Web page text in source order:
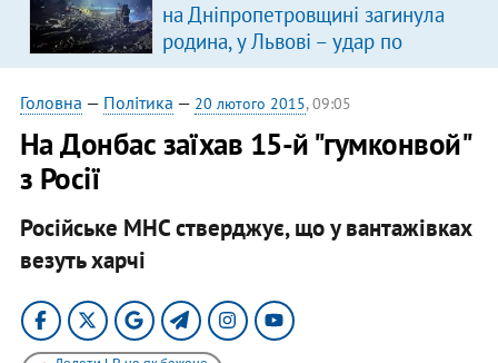
на Дніпропетровщині загинула
родина, у Львові – удар по
багатоповерхівках
(доповнюється)
Головна — Політика — 20 лютого 2015, 09:05
На Донбас заїхав 15-й "гумконвой"
з Росії
Російське МНС стверджує, що у вантажівках
везуть харчі